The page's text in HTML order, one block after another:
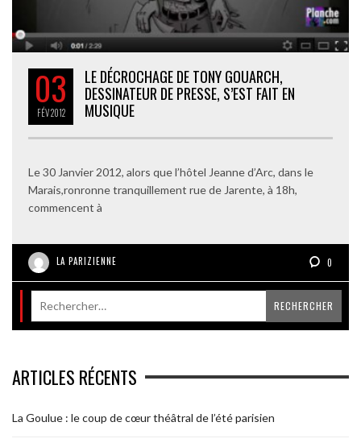
03
FÉV2012
LE DÉCROCHAGE DE TONY GOUARCH,
DESSINATEUR DE PRESSE, S’EST FAIT EN
MUSIQUE
Le 30 Janvier 2012, alors que l’hôtel Jeanne d’Arc, dans le
Marais,ronronne tranquillement rue de Jarente, à 18h,
commencent à
LA PARIZIENNE 0
ARTICLES RÉCENTS
La Goulue : le coup de cœur théâtral de l’été parisien